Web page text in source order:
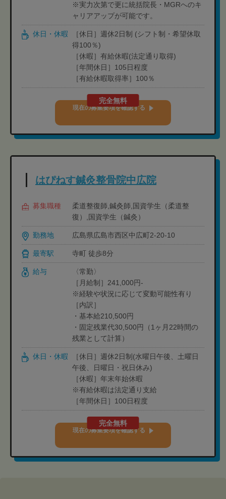
※実力次第で更に統括院長・MGRへのキ
ャリアアップが可能です。
休日・休暇
［休日］週休2日制 (シフト制・希望休取
得100％)
［休暇］有給休暇(法定通り取得)
［年間休日］105日程度
［有給休暇取得率］100％
完全無料
現在の募集要項を確認する
はぴねす鍼灸整骨院中広院
募集職種
柔道整復師,鍼灸師,国資学生（柔道整
復）,国資学生（鍼灸）
勤務地 広島県広島市西区中広町2-20-10
最寄駅 寺町 徒歩8分
給与
〈常勤〉
［月給制］241,000円-
※経験や状況に応じて変動可能性有り
［内訳］
・基本給210,500円
・固定残業代30,500円（1ヶ月22時間の
残業として計算）
休日・休暇
［休日］週休2日制(水曜日午後、土曜日
午後、日曜日・祝日休み)
［休暇］年末年始休暇
※有給休暇は法定通り支給
［年間休日］100日程度
完全無料
現在の募集要項を確認する